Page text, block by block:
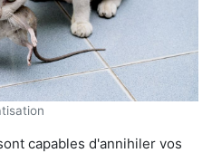
capables d'annihiler vos